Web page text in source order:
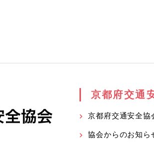
京都府交通
京都府交通安全協
協会からのお知ら